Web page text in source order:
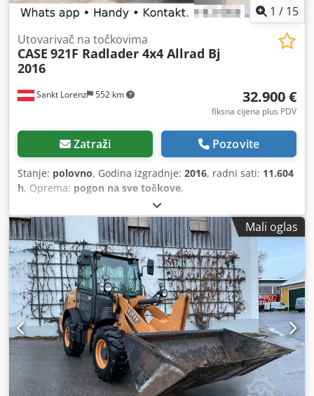
1 / 15
Sankt Lorenz 552 km
Utovarivač na točkovima
CASE 921F Radlader 4x4 Allrad Bj
2016
32.900 €
fiksna cijena plus PDV
Zatraži Pozovite
Stanje: polovno, Godina izgradnje: 2016, radni sati: 11.604
h, Oprema: pogon na sve točkove,
Mali oglas